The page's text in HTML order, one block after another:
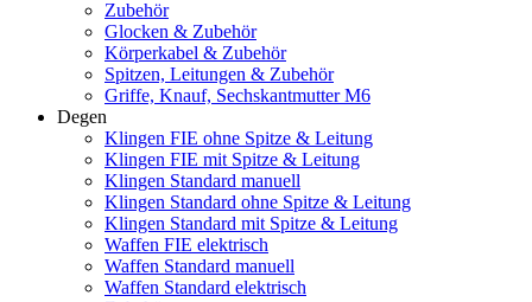
Zubehör
Glocken & Zubehör
Körperkabel & Zubehör
Spitzen, Leitungen & Zubehör
Griffe, Knauf, Sechskantmutter M6
Degen
Klingen FIE ohne Spitze & Leitung
Klingen FIE mit Spitze & Leitung
Klingen Standard manuell
Klingen Standard ohne Spitze & Leitung
Klingen Standard mit Spitze & Leitung
Waffen FIE elektrisch
Waffen Standard manuell
Waffen Standard elektrisch